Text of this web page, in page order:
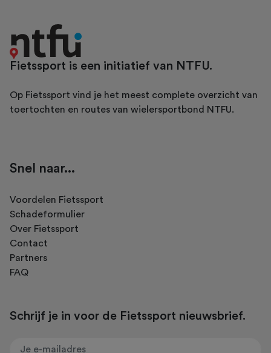
Fietssport is een initiatief van NTFU.
Op Fietssport vind je het meest complete overzicht van
toertochten en routes van wielersportbond NTFU.
Snel naar...
Voordelen Fietssport
Schadeformulier
Over Fietssport
Contact
Partners
FAQ
Schrijf je in voor de Fietssport nieuwsbrief.